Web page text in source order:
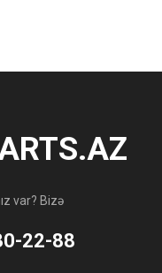
var? Bizə
22-88